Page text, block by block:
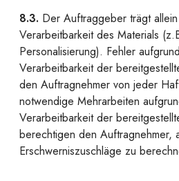
8.3. Der Auftraggeber trägt
Verarbeitbarkeit des Materials
Personalisierung). Fehler
Verarbeitbarkeit der
den Auftragnehmer von jeder
notwendige Mehrarbeiten
Verarbeitbarkeit der
berechtigen den Auftragnehmer,
Erschwerniszuschläge zu